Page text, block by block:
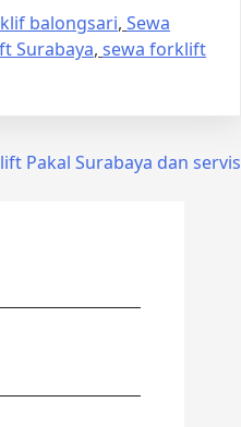
balongsari, Sewa
Surabaya, sewa forklift
Pakal Surabaya dan servis